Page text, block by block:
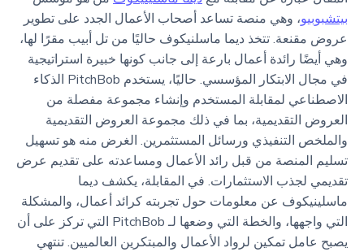
بيتشبوبيو، وهي منصة تساعد أصحاب الأعمال الجدد على تطوير
عروض مقنعة. تتخذ ديما ماسلنيكوف حاليًا من تل أبيب مقرًا لها،
وهي أيضًا رائدة أعمال بارعة إلى جانب كونها خبيرة استراتيجية
في مجال الابتكار المؤسسي. حاليًا، يستخدم PitchBob الذكاء
الاصطناعي لمقابلة المستخدم وإنشاء مجموعة مفصلة من
العروض التقديمية، بما في ذلك مجموعة العروض التقديمية
والملخص التنفيذي ورسائل المستثمرين. الغرض منه هو تسهيل
تسليم المنصة من قبل رائد الأعمال ومساعدته على تقديم عرض
تقديمي لجذب الاستثمارات. في المقابلة، يكشف ديما
ماسلينيكوف عن معلومات حول تجربته كرائد أعمال، والمشكلة
التي واجهها، والخطة التي وضعها لـ PitchBob التي تركز على أن
يصبح عامل تمكين لرواد الأعمال والمبتكرين العالميين. تنتهي